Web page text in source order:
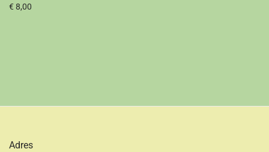
€ 8,00
Adres